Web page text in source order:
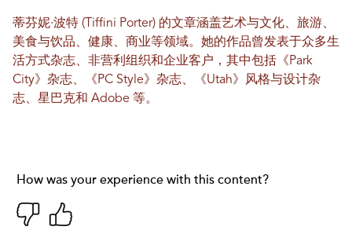
蒂芬妮·波特 (Tiffini Porter) 的文章涵盖艺术与文化、旅游、
美食与饮品、健康、商业等领域。她的作品曾发表于众多生
活方式杂志、非营利组织和企业客户，其中包括《Park
City》杂志、《PC Style》杂志、《Utah》风格与设计杂
志、星巴克和 Adob​​e 等。